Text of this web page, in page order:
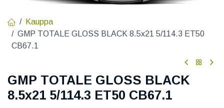
Kauppa
GMP TOTALE GLOSS BLACK 8.5x21 5/114.3 ET50
CB67.1
GMP TOTALE GLOSS BLACK
8.5x21 5/114.3 ET50 CB67.1